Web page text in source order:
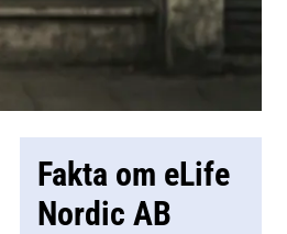
Fakta om eLife
Nordic AB